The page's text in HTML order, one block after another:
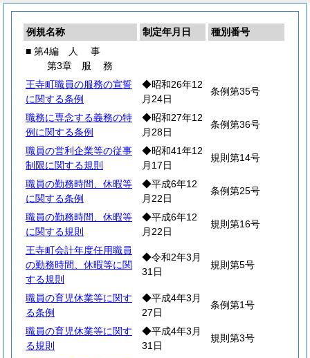
例規名称 制定年月日
種別番号
■ 第4編
人 事
第3章 服務
王寺町職員の服務の宣誓
に関する条例
◆昭和26年12
月24日
条例第35号
職務に専念する義務の特
例に関する条例
◆昭和27年12
月28日
条例第36号
職員の営利企業等の従事
制限に関する規則
◆昭和41年12
月17日
規則第14号
職員の勤務時間、休暇等
に関する条例
◆平成6年12
月22日
条例第25号
職員の勤務時間、休暇等
に関する規則
◆平成6年12
月22日
規則第16号
王寺町会計年度任用職員
の勤務時間、休暇等に関
する規則
◆令和2年3月
31日
規則第5号
職員の育児休業等に関す
る条例
◆平成4年3月
27日
条例第1号
職員の育児休業等に関す
る規則
◆平成4年3月
31日
規則第3号